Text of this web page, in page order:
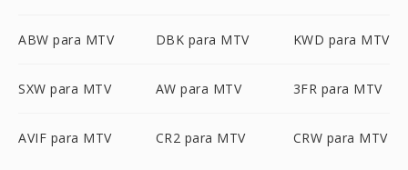
ABW para MTV DBK para MTV KWD para MTV
SXW para MTV AW para MTV 3FR para MTV
AVIF para MTV CR2 para MTV CRW para MTV